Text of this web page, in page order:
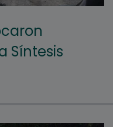
Síntesis